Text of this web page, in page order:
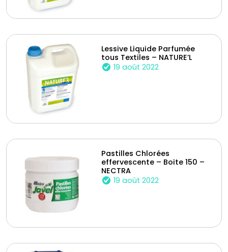
Lessive Liquide Parfumée
tous Textiles – NATURE’L
19 août 2022
Pastilles Chlorées
effervescente – Boite 150 –
NECTRA
19 août 2022